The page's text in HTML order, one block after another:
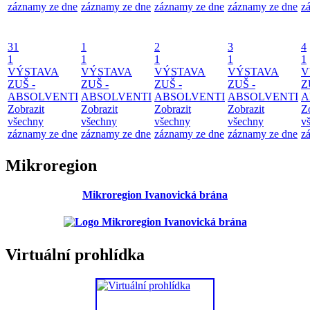
záznamy ze dne záznamy ze dne záznamy ze dne záznamy ze dne
31
1
VÝSTAVA
ZUŠ -
ABSOLVENTI
Zobrazit
všechny
záznamy ze dne
1
1
VÝSTAVA
ZUŠ -
ABSOLVENTI
Zobrazit
všechny
záznamy ze dne
2
1
VÝSTAVA
ZUŠ -
ABSOLVENTI
Zobrazit
všechny
záznamy ze dne
3
1
VÝSTAVA
ZUŠ -
ABSOLVENTI
Zobrazit
všechny
záznamy ze dne
4
1
Mikroregion
Mikroregion Ivanovická brána
Virtuální prohlídka